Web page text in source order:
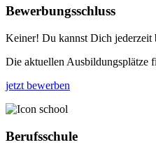
Bewerbungsschluss
Keiner! Du kannst Dich jederzeit
Die aktuellen Ausbildungsplätze
jetzt bewerben
Berufsschule